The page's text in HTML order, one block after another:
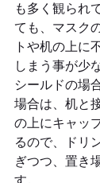
も多く観られ
ても、マスク
トや机の上に
しまう事が少
シールドの場
場合は、机と
の上にキャッ
るので、ドリ
ぎつつ、置き
す。